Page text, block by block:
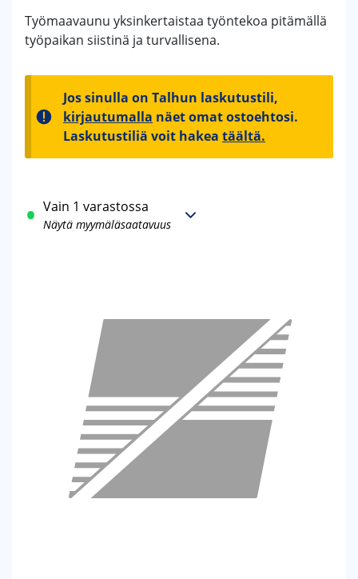
Työmaavaunu yksinkertaistaa työntekoa pitämällä
työpaikan siistinä ja turvallisena.
Jos sinulla on Talhun laskutustili,
kirjautumalla näet omat ostoehtosi.
Laskutustiliä voit hakea täältä.
Vain 1 varastossa
Näytä myymäläsaatavuus